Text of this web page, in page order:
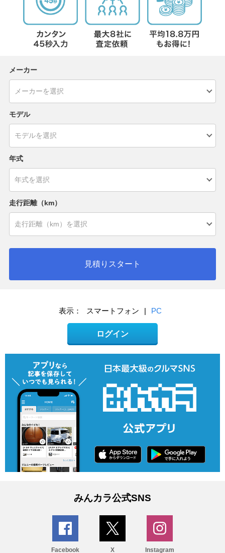
メーカー
モデル
年式
走行距離（km）
見積りスタート
表示： スマートフォン | PC
ログイン
みんカラ公式SNS
Facebook X Instagram